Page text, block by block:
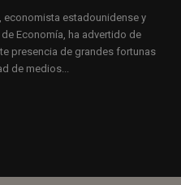
economista estadounidense y
Economía, ha advertido de
presencia de grandes fortunas
de medios...